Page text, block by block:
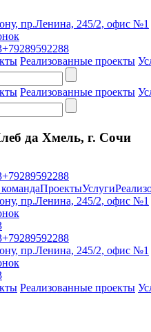
пр.Ленина, 245/2, офис №1
+79289592288
Реализованные проекты
Реализованные проекты
да Хмель, г. Сочи
+79289592288
ПроектыУслуги
пр.Ленина, 245/2, офис №1
+79289592288
пр.Ленина, 245/2, офис №1
Реализованные проекты